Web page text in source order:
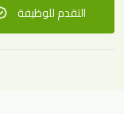
التقدم للوظيفة